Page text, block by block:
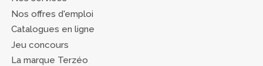
Nos offres d'emploi
Catalogues en ligne
Jeu concours
La marque Terzéo